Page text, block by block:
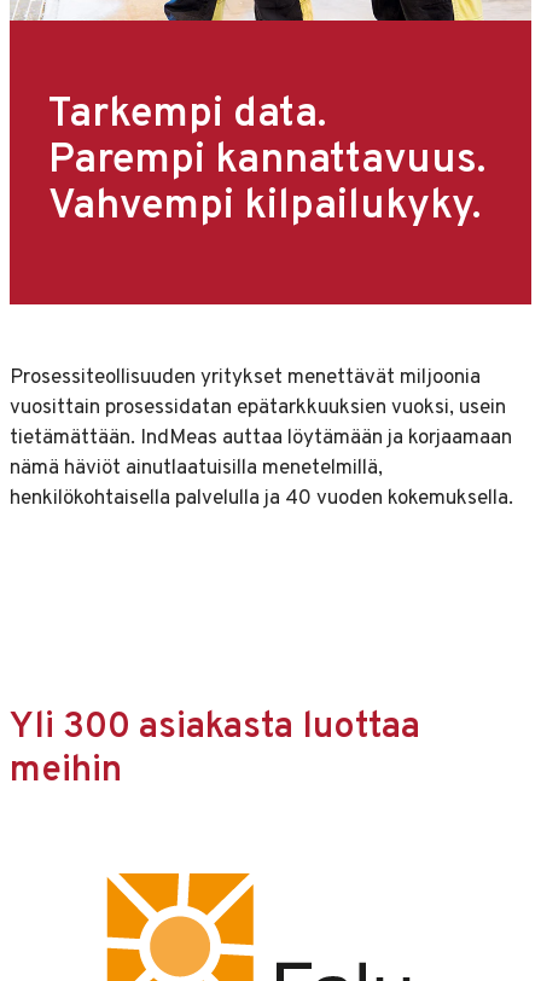
Tarkempi data.
Parempi kannattavuus.
Vahvempi kilpailukyky.
Prosessiteollisuuden yritykset menettävät miljoonia
vuosittain prosessidatan epätarkkuuksien vuoksi, usein
tietämättään. IndMeas auttaa löytämään ja korjaamaan
nämä häviöt ainutlaatuisilla menetelmillä,
henkilökohtaisella palvelulla ja 40 vuoden kokemuksella.
Yli 300 asiakasta luottaa
meihin